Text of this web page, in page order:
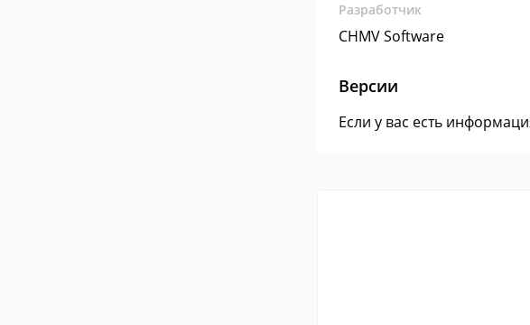
Разработчик
CHMV Software
Версии
Если у вас есть